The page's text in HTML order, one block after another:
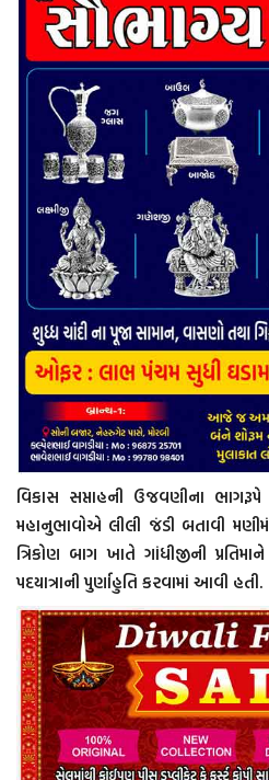
વિકાસ સપ્તાહની ઉજવણીના
મહાનુભાવોએ લીલી જંડી બતાવી
ત્રિકોણ બાગ ખાતે ગાંધીજીની
પદયાત્રાની પુર્ણાહુતિ કરવામાં આવી હતી.